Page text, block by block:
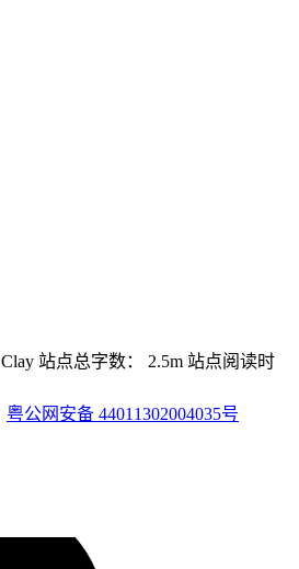
Clay 站点总字数： 2.5m 站点阅读时
粤公网安备 44011302004035号